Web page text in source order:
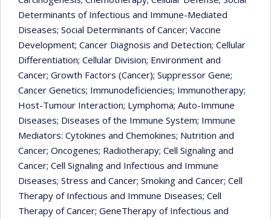
Determinants of Infectious and Immune-Mediated
Diseases; Social Determinants of Cancer; Vaccine
Development; Cancer Diagnosis and Detection; Cellular
Differentiation; Cellular Division; Environment and
Cancer; Growth Factors (Cancer); Suppressor Gene;
Cancer Genetics; Immunodeficiencies; Immunotherapy;
Host-Tumour Interaction; Lymphoma; Auto-Immune
Diseases; Diseases of the Immune System; Immune
Mediators: Cytokines and Chemokines; Nutrition and
Cancer; Oncogenes; Radiotherapy; Cell Signaling and
Cancer; Cell Signaling and Infectious and Immune
Diseases; Stress and Cancer; Smoking and Cancer; Cell
Therapy of Infectious and Immune Diseases; Cell
Therapy of Cancer; GeneTherapy of Infectious and